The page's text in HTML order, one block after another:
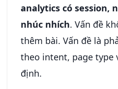
analytics có session,
nhúc nhích. Vấn đề
thêm bài. Vấn đề là
theo intent, page type
định.